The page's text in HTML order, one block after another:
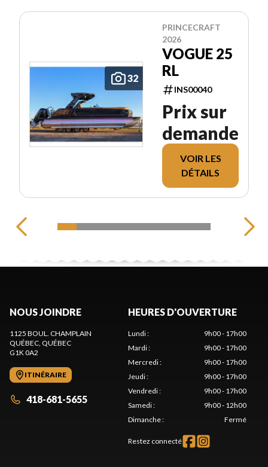
32
PRINCECRAFT
2026
VOGUE 25
RL
INS00040
Prix sur
demande
VOIR LES
DÉTAILS
NOUS JOINDRE
1125 BOUL. CHAMPLAIN
QUÉBEC , QUÉBEC
G1K 0A2
ITINÉRAIRE
418-681-5655
HEURES D'OUVERTURE
Lundi:
9h00 - 17h00
Mardi:
9h00 - 17h00
Mercredi:
9h00 - 17h00
Jeudi:
9h00 - 17h00
Vendredi:
9h00 - 17h00
Samedi:
9h00 - 12h00
Dimanche: Fermé
Restez connecté